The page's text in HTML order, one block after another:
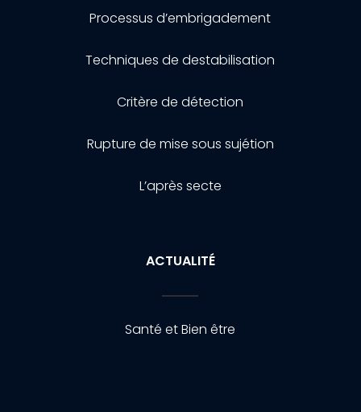
Processus d’embrigadement
Techniques de destabilisation
Critère de détection
Rupture de mise sous sujétion
L’après secte
ACTUALITÉ
Santé et Bien être